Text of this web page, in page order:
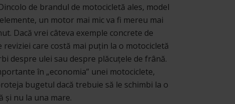
de brandul de motocicletă ales, model
un motor mai mic va fi mereu mai
Dacă vrei câteva exemple concrete de
reviziei care costă mai puțin la o motocicletă
despre ulei sau despre plăcuțele de frână.
în „economia” unei motociclete,
bugetul dacă trebuie să le schimbi la o
și nu la una mare.